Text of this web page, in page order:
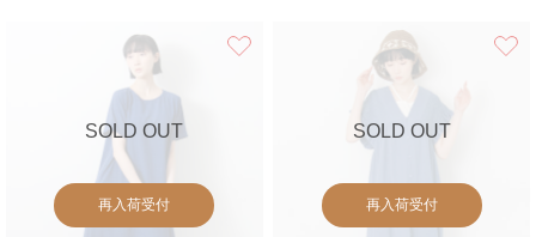
SOLD OUT
再入荷受付
SOLD OUT
再入荷受付